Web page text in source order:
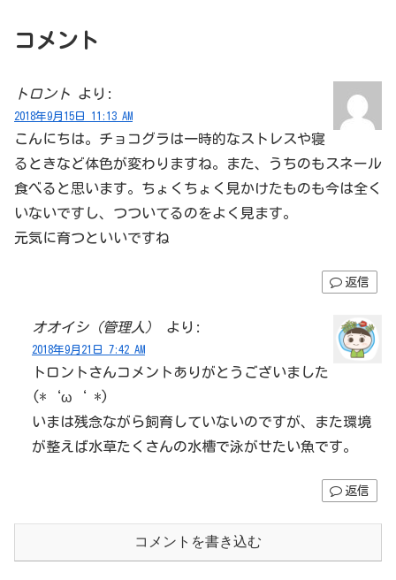
コメント
トロント より:
2018年9月15日 11:13 AM
こんにちは。チョコグラは一時的なストレスや寝
るときなど体色が変わりますね。また、うちのもスネール
食べると思います。ちょくちょく見かけたものも今は全く
いないですし、つついてるのをよく見ます。
元気に育つといいですね
返信
オオイシ（管理人） より:
2018年9月21日 7:42 AM
トロントさんコメントありがとうございました
(*‘ω‘ *)
いまは残念ながら飼育していないのですが、また環境
が整えば水草たくさんの水槽で泳がせたい魚です。
返信
コメントを書き込む